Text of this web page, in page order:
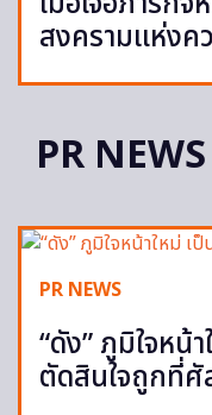
สงครามแห่งค
PR NEWS
PR NEWS
“ดัง” ภูมิใจหน้
ตัดสินใจถูกที่